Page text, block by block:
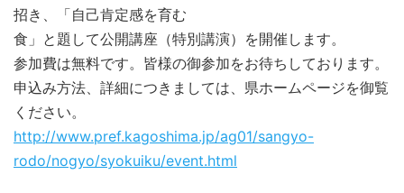
招き、「自己肯定感を育む
食」と題して公開講座（特別講演）を開催します。
参加費は無料です。皆様の御参加をお待ちしております。
申込み方法、詳細につきましては、県ホームページを御覧
ください。
http://www.pref.kagoshima.jp/ag01/sangyo-
rodo/nogyo/syokuiku/event.html